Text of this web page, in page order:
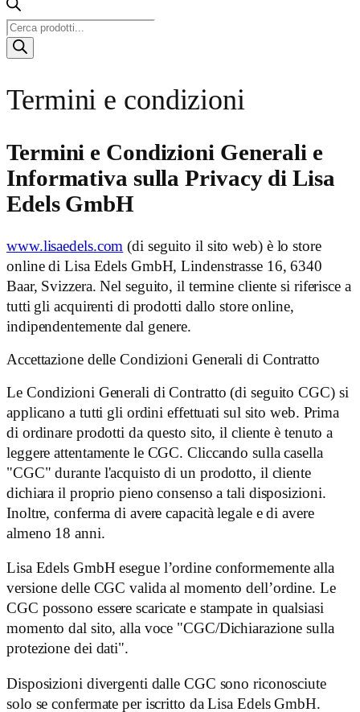
Ricerca
prodotti
Termini e condizioni
Termini e Condizioni Generali e
Informativa sulla Privacy di Lisa
Edels GmbH
www.lisaedels.com (di seguito il sito web) è lo store
online di Lisa Edels GmbH, Lindenstrasse 16, 6340
Baar, Svizzera. Nel seguito, il termine cliente si riferisce a
tutti gli acquirenti di prodotti dallo store online,
indipendentemente dal genere.
Accettazione delle Condizioni Generali di Contratto
Le Condizioni Generali di Contratto (di seguito CGC) si
applicano a tutti gli ordini effettuati sul sito web. Prima
di ordinare prodotti da questo sito, il cliente è tenuto a
leggere attentamente le CGC. Cliccando sulla casella
"CGC" durante l'acquisto di un prodotto, il cliente
dichiara il proprio pieno consenso a tali disposizioni.
Inoltre, conferma di avere capacità legale e di avere
almeno 18 anni.
Lisa Edels GmbH esegue l’ordine conformemente alla
versione delle CGC valida al momento dell’ordine. Le
CGC possono essere scaricate e stampate in qualsiasi
momento dal sito, alla voce "CGC/Dichiarazione sulla
protezione dei dati".
Disposizioni divergenti dalle CGC sono riconosciute
solo se confermate per iscritto da Lisa Edels GmbH.